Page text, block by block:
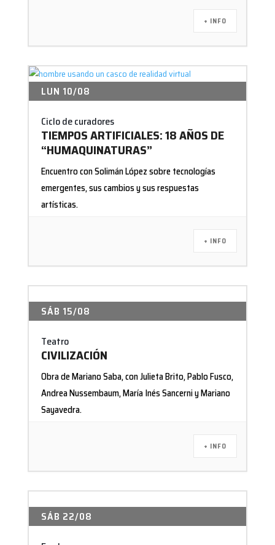
+ INFO
LUN 10/08
Ciclo de curadores
TIEMPOS ARTIFICIALES: 18 AÑOS DE
“HUMAQUINATURAS”
Encuentro con Solimán López sobre tecnologías
emergentes, sus cambios y sus respuestas
artísticas.
+ INFO
SÁB 15/08
Teatro
CIVILIZACIÓN
Obra de Mariano Saba, con Julieta Brito, Pablo Fusco,
Andrea Nussembaum, María Inés Sancerni y Mariano
Sayavedra.
+ INFO
SÁB 22/08